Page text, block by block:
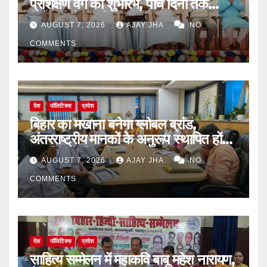
प्रशिक्षण वर्ग का शुभारंभ, पांच दिनों तक
मिलेगा विशेष प्रशिक्षण
AUGUST 7, 2026 AJAY JHA NO
COMMENTS
देश पॉलिटिक्स प्रदेश
बिहार का मखाना बनेगा ग्लोबल ब्रांड,
अंतरराष्ट्रीय मानकों के अनुरूप स्थापित होंगे
आधुनिक पॉपिंग सेंटर
AUGUST 7, 2026 AJAY JHA NO
COMMENTS
देश पॉलिटिक्स प्रदेश
साहित्य सम्मेलन में महाकवि बाबू महेश नारायण,